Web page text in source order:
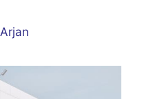
Arjan